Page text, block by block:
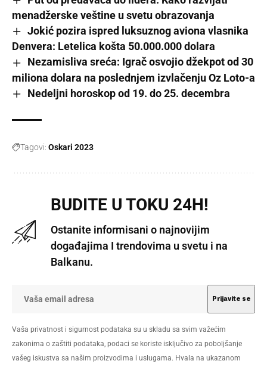
menadžerske veštine u svetu obrazovanja
Jokić pozira ispred luksuznog aviona vlasnika
Denvera: Letelica košta 50.000.000 dolara
Nezamisliva sreća: Igrač osvojio džekpot od 30
miliona dolara na poslednjem izvlačenju Oz Loto-a
Nedeljni horoskop od 19. do 25. decembra
Tagovi: Oskari 2023
BUDITE U TOKU 24H!
Ostanite informisani o najnovijim
događajima I trendovima u svetu i na
Balkanu.
Vaša privatnost i sigurnost podataka su u skladu sa svim važećim
zakonima o zaštiti podataka, podaci se koriste isključivo za poboljšanje
vašeg iskustva sa našim proizvodima i uslugama. Hvala na ukazanom